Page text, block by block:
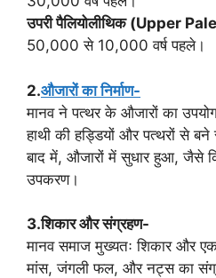
उपरी पैलियोलीथिक (Upper
50,000 से 10,000 वर्ष पहले।
2.औजारों का निर्माण-
मानव ने पत्थर के औजारों का
हाथी की हड्डियों और पत्थरों से
बाद में, औजारों में सुधार हुआ, जैसे
उपकरण।
3.शिकार और संग्रहण-
मानव समाज मुख्यतः शिकार और
मांस, जंगली फल, और नट्स का